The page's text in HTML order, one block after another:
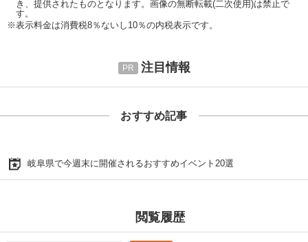
き、提供されたものとなります。画像の無断転載(二次使用)は禁止で
す。
※表示料金は消費税8％ないし10％の内税表示です。
注目情報
おすすめ記事
岐阜県で今週末に開催されるおすすめイベント20選
閲覧履歴